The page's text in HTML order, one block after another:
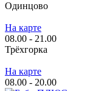
Одинцово
На карте
08.00 - 21.00
Трёхгорка
На карте
08.00 - 20.00